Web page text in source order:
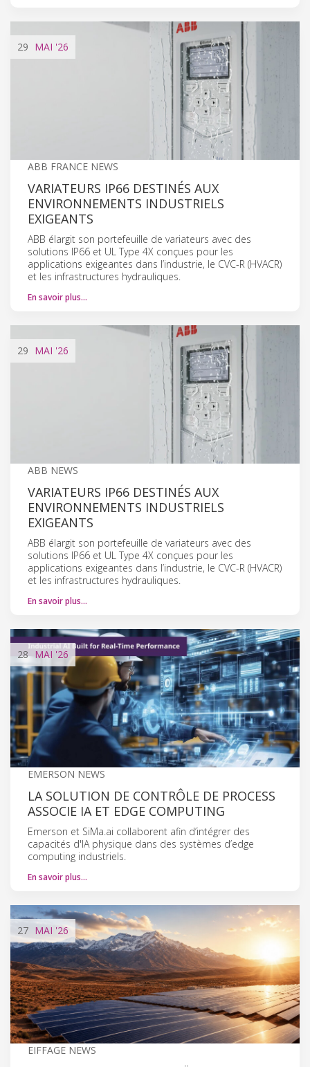
29 MAI '26
ABB FRANCE NEWS
VARIATEURS IP66 DESTINÉS AUX
ENVIRONNEMENTS INDUSTRIELS
EXIGEANTS
ABB élargit son portefeuille de variateurs avec des
solutions IP66 et UL Type 4X conçues pour les
applications exigeantes dans l’industrie, le CVC-R (HVACR)
et les infrastructures hydrauliques.
En savoir plus…
29 MAI '26
ABB NEWS
VARIATEURS IP66 DESTINÉS AUX
ENVIRONNEMENTS INDUSTRIELS
EXIGEANTS
ABB élargit son portefeuille de variateurs avec des
solutions IP66 et UL Type 4X conçues pour les
applications exigeantes dans l’industrie, le CVC-R (HVACR)
et les infrastructures hydrauliques.
En savoir plus…
28 MAI '26
EMERSON NEWS
LA SOLUTION DE CONTRÔLE DE PROCESS
ASSOCIE IA ET EDGE COMPUTING
Emerson et SiMa.ai collaborent afin d’intégrer des
capacités d'IA physique dans des systèmes d’edge
computing industriels.
En savoir plus…
27 MAI '26
EIFFAGE NEWS